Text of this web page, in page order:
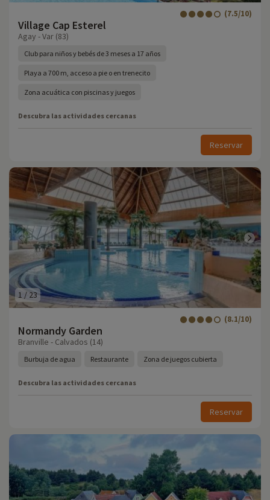
Village Cap Esterel
(7.5/10)
Agay - Var (83)
Club para niños y bebés de 3 meses a 17 años
Playa a 700 m, acceso a pie o en trenecito
Zona acuática con piscinas y juegos
Descubra las actividades cercanas
Reservar
1 / 23
Normandy Garden
(8.1/10)
Branville - Calvados (14)
Burbuja de agua Restaurante Zona de juegos cubierta
Descubra las actividades cercanas
Reservar